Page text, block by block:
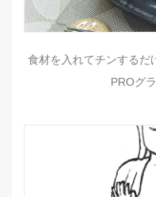
食材を入れてチンするだ
PROグ